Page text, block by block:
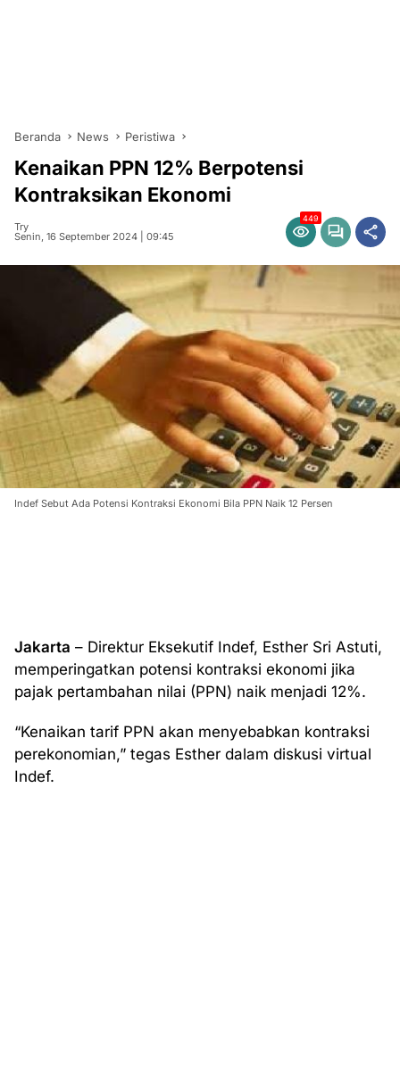
Beranda News Peristiwa
Kenaikan PPN 12% Berpotensi
Kontraksikan Ekonomi
Try
Senin, 16 September 2024 | 09:45
449
Indef Sebut Ada Potensi Kontraksi Ekonomi Bila PPN Naik 12 Persen
Jakarta – Direktur Eksekutif Indef, Esther Sri Astuti,
memperingatkan potensi kontraksi ekonomi jika
pajak pertambahan nilai (PPN) naik menjadi 12%.
“Kenaikan tarif PPN akan menyebabkan kontraksi
perekonomian,” tegas Esther dalam diskusi virtual
Indef.